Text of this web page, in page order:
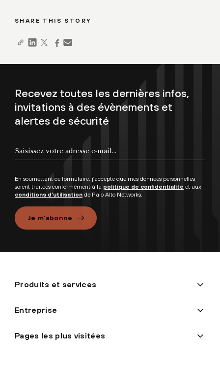
SHARE THIS STORY
Recevez toutes les dernières infos,
invitations à des évènements et
alertes de sécurité
En soumettant ce formulaire, j’accepte que mes données personnelles
soient traitées conformément à la politique de confidentialité et aux
conditions d’utilisation de Palo Alto Networks.
Je m’abonne
Produits et services
Entreprise
Pages les plus visitées